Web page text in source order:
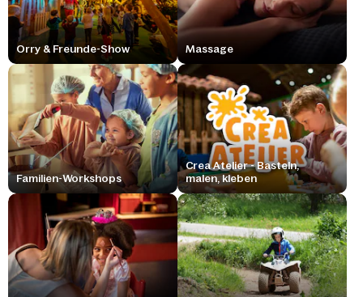
Orry & Freunde-Show Massage
Familien-Workshops
Crea Atelier - Basteln,
malen, kleben